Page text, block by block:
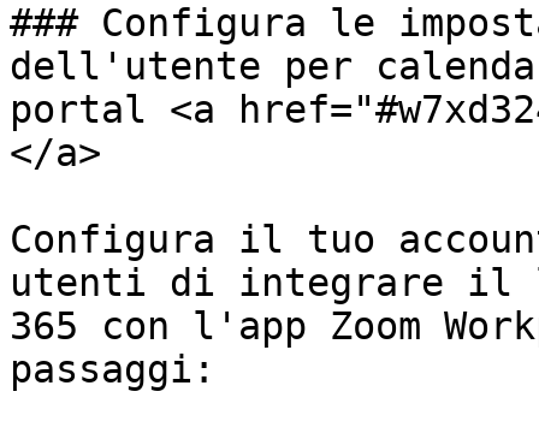
### Configura le
dell'utente per
portal <a
</a>
Configura il tuo
utenti di integrare il
365 con l'app Zoom
passaggi: